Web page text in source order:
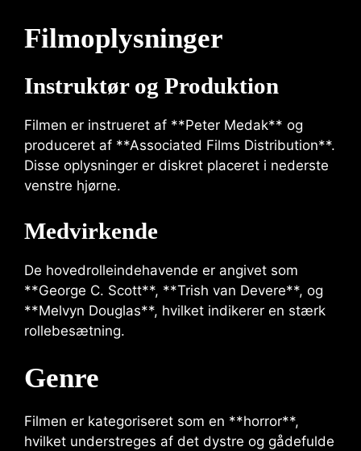
Filmoplysninger
Instruktør og Produktion
Filmen er instrueret af **Peter Medak** og
produceret af **Associated Films Distribution**.
Disse oplysninger er diskret placeret i nederste
venstre hjørne.
Medvirkende
De hovedrolleindehavende er angivet som
**George C. Scott**, **Trish van Devere**, og
**Melvyn Douglas**, hvilket indikerer en stærk
rollebesætning.
Genre
Filmen er kategoriseret som en **horror**,
hvilket understreges af det dystre og gådefulde